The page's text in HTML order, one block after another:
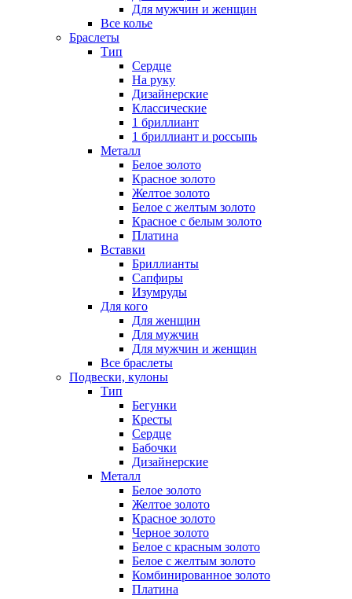
Для мужчин и женщин
Все колье
Браслеты
Тип
Сердце
На руку
Дизайнерские
Классические
1 бриллиант
1 бриллиант и россыпь
Металл
Белое золото
Красное золото
Желтое золото
Белое с желтым золото
Красное с белым золото
Платина
Вставки
Бриллианты
Сапфиры
Изумруды
Для кого
Для женщин
Для мужчин
Для мужчин и женщин
Все браслеты
Подвески, кулоны
Тип
Бегунки
Кресты
Сердце
Бабочки
Дизайнерские
Металл
Белое золото
Желтое золото
Красное золото
Черное золото
Белое с красным золото
Белое с желтым золото
Комбинированное золото
Платина